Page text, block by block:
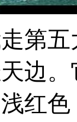
第
边
红